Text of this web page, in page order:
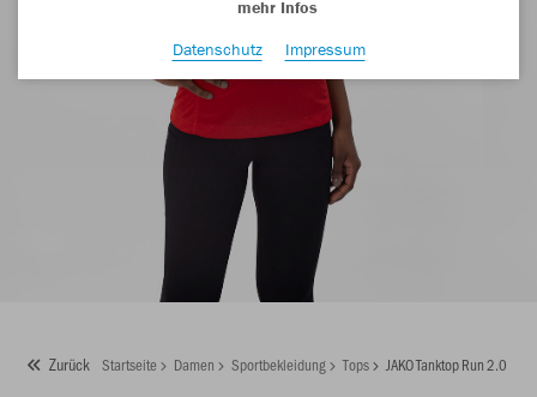
Zurück Startseite Damen Sportbekleidung Tops JAKO Tanktop Run 2.0
mehr Infos
Datenschutz
Impressum